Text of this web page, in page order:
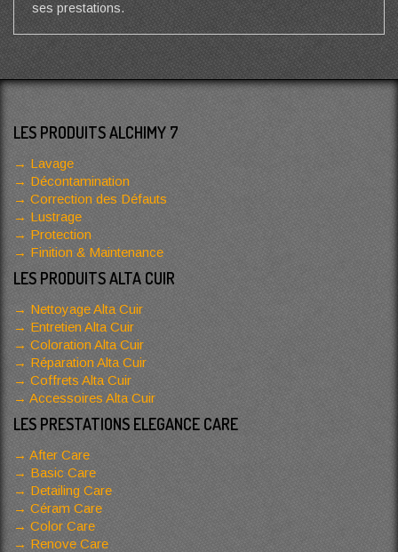
ses prestations.
LES PRODUITS ALCHIMY 7
Lavage
Décontamination
Correction des Défauts
Lustrage
Protection
Finition & Maintenance
LES PRODUITS ALTA CUIR
Nettoyage Alta Cuir
Entretien Alta Cuir
Coloration Alta Cuir
Réparation Alta Cuir
Coffrets Alta Cuir
Accessoires Alta Cuir
LES PRESTATIONS ELEGANCE CARE
After Care
Basic Care
Detailing Care
Céram Care
Color Care
Renove Care